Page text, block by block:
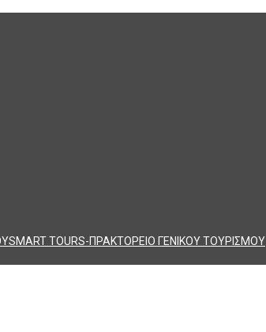
SMART TOURS-ΠΡΑΚΤΟΡΕΙΟ ΓΕΝΙΚΟΥ ΤΟΥΡΙΣΜΟΥ